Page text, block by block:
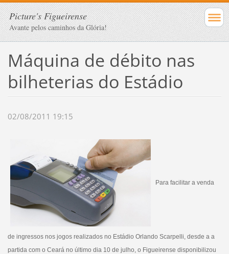
Picture's Figueirense
Avante pelos caminhos da Glória!
Máquina de débito nas
bilheterias do Estádio
02/08/2011 19:15
Para facilitar a venda
de ingressos nos jogos realizados no Estádio Orlando Scarpelli, desde a a
partida com o Ceará no último dia 10 de julho, o Figueirense disponibilizou